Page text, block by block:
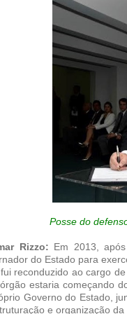
Posse do
Rizzo: Em 2013,
do Estado para
reconduzido ao cargo
estaria começando
Governo do Estado,
e organização da